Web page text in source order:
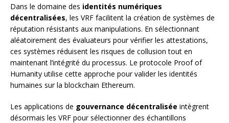
Dans le domaine des identités numériques
décentralisées, les VRF facilitent la création de systèmes de
réputation résistants aux manipulations. En sélectionnant
aléatoirement des évaluateurs pour vérifier les attestations,
ces systèmes réduisent les risques de collusion tout en
maintenant l’intégrité du processus. Le protocole Proof of
Humanity utilise cette approche pour valider les identités
humaines sur la blockchain Ethereum.
Les applications de gouvernance décentralisée intègrent
désormais les VRF pour sélectionner des échantillons